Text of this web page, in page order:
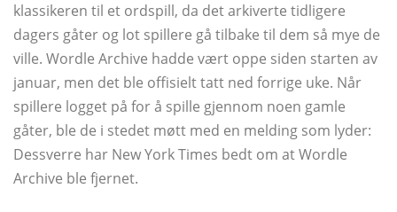
klassikeren til et ordspill, da det arkiverte tidligere
dagers gåter og lot spillere gå tilbake til dem så mye de
ville. Wordle Archive hadde vært oppe siden starten av
januar, men det ble offisielt tatt ned forrige uke. Når
spillere logget på for å spille gjennom noen gamle
gåter, ble de i stedet møtt med en melding som lyder:
Dessverre har New York Times bedt om at Wordle
Archive ble fjernet.